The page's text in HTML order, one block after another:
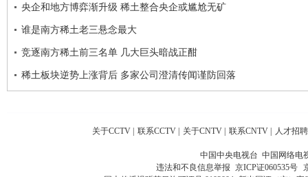
央企和地方博弈渐升级 稀土整合央企或尴尬无矿
谁是南方稀土老三悬念最大
竞逐南方稀土前三名单 几大巨头暗战正酣
稀土板块逆势上涨背后 多家公司澄清传闻谨防回落
关于CCTV | 联系CCTV | 关于CNTV | 联系CNTV | 人才招聘
中国中央电视台 中国网络电
违法和不良信息举报 京ICP证060535号